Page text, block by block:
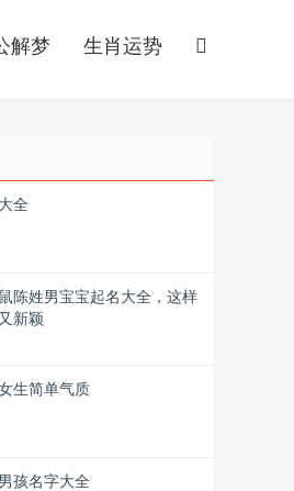
解梦 生肖运势
全
陈姓男宝宝起名大全，这样
新颖
生简单气质
孩名字大全